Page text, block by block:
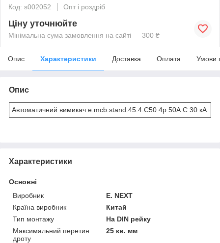
Код: s002052
Опт і роздріб
Ціну уточнюйте
Мінімальна сума замовлення на сайті — 300 ₴
Опис Характеристики Доставка Оплата Умови
Опис
Автоматичний вимикач e.mcb.stand.45.4.C50 4р 50А C 30 кА
Характеристики
Основні
Виробник
E. NEXT
Країна виробник
Китай
Тип монтажу
На DIN рейку
Максимальний перетин
дроту
25 кв. мм